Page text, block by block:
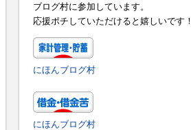
ブログ村に参加しています。
応援ポチしていただけると嬉しいです！
にほんブログ村
にほんブログ村